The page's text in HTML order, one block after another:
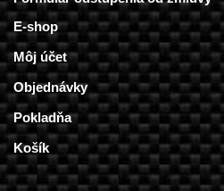
E-shop
Môj účet
Objednávky
Pokladňa
Košík